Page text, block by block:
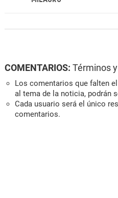
COMENTARIOS: Términos
Los comentarios que falten
al tema de la noticia, podrán
Cada usuario será el único
comentarios.